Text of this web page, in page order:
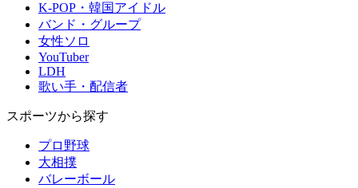
K-POP・韓国アイドル
バンド・グループ
女性ソロ
YouTuber
LDH
歌い手・配信者
スポーツから探す
プロ野球
大相撲
バレーボール